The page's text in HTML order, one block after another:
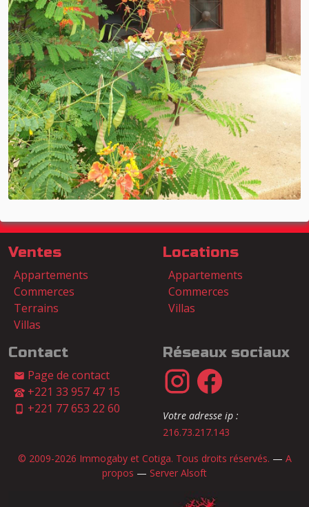
Ventes
Appartements
Commerces
Terrains
Villas
Locations
Appartements
Commerces
Villas
Contact
Page de contact
+221 33 957 47 15
+221 77 653 22 60
Réseaux sociaux
Votre adresse ip :
216.73.217.143
© 2009-2026 Immogaby et Cotiga. Tous droits réservés. — A
propos — Server Alsoft